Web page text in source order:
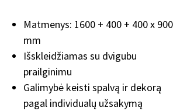
Matmenys: 1600 + 400 + 400 x 900
mm
Išskleidžiamas su dvigubu
prailginimu
Galimybė keisti spalvą ir dekorą
pagal individualų užsakymą